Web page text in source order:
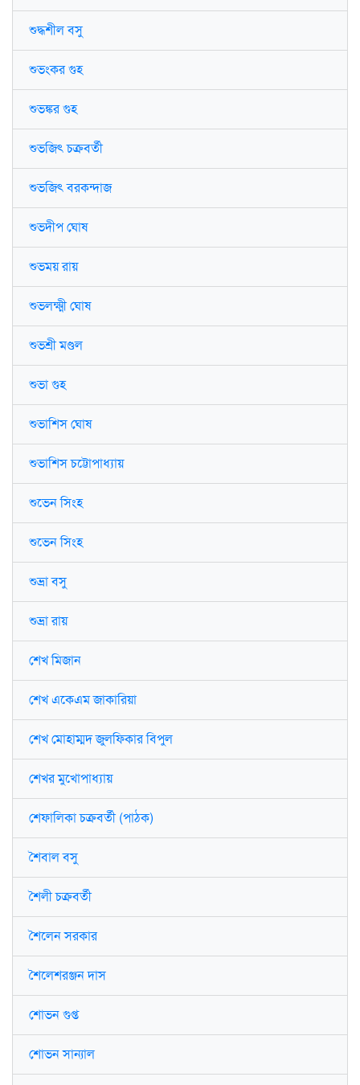
শুদ্ধশীল বসু
শুভংকর গুহ
শুভঙ্কর গুহ
শুভজিৎ চক্রবর্তী
শুভজিৎ বরকন্দাজ
শুভদীপ ঘোষ
শুভময় রায়
শুভলক্ষ্মী ঘোষ
শুভশ্রী মণ্ডল
শুভা গুহ
শুভাশিস ঘোষ
শুভাশিস চট্টোপাধ্যায়
শুভেন সিংহ
শুভেন সিংহ
শুভ্রা বসু
শুভ্রা রায়
শেখ মিজান
শেখ একেএম জাকারিয়া
শেখ মোহাম্মদ জুলফিকার বিপুল
শেখর মুখোপাধ্যায়
শেফালিকা চক্রবর্তী (পাঠক)
শৈবাল বসু
শৈলী চক্রবর্তী
শৈলেন সরকার
শৈলেশরঞ্জন দাস
শোভন গুপ্ত
শোভন সান্যাল